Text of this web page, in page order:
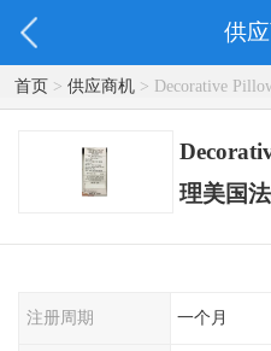
供
首页> 供应商机> Decorative
URN号码
理美国
注册周期 一个月